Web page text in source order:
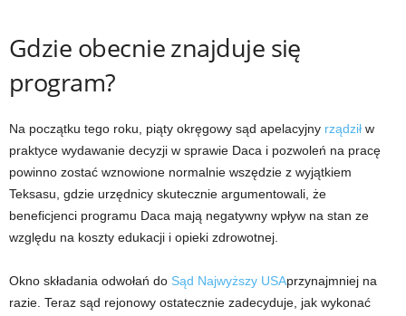
Gdzie obecnie znajduje się
program?
Na początku tego roku, piąty okręgowy sąd apelacyjny rządził w
praktyce wydawanie decyzji w sprawie Daca i pozwoleń na pracę
powinno zostać wznowione normalnie wszędzie z wyjątkiem
Teksasu, gdzie urzędnicy skutecznie argumentowali, że
beneficjenci programu Daca mają negatywny wpływ na stan ze
względu na koszty edukacji i opieki zdrowotnej.
Okno składania odwołań do Sąd Najwyższy USAprzynajmniej na
razie. Teraz sąd rejonowy ostatecznie zadecyduje, jak wykonać